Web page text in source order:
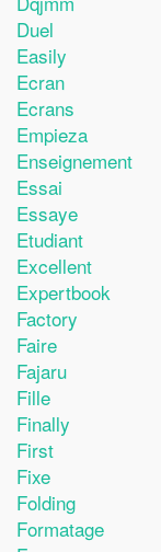
Duel
Easily
Ecran
Ecrans
Empieza
Enseignement
Essai
Essaye
Etudiant
Excellent
Expertbook
Factory
Faire
Fajaru
Fille
Finally
First
Fixe
Folding
Formatage